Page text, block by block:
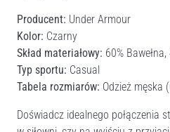
Producent: Under Armour
Kolor: Czarny
Skład materiałowy: 60%
Typ sportu: Casual
Tabela rozmiarów: Odzież męska
Doświadcz idealnego połączenia